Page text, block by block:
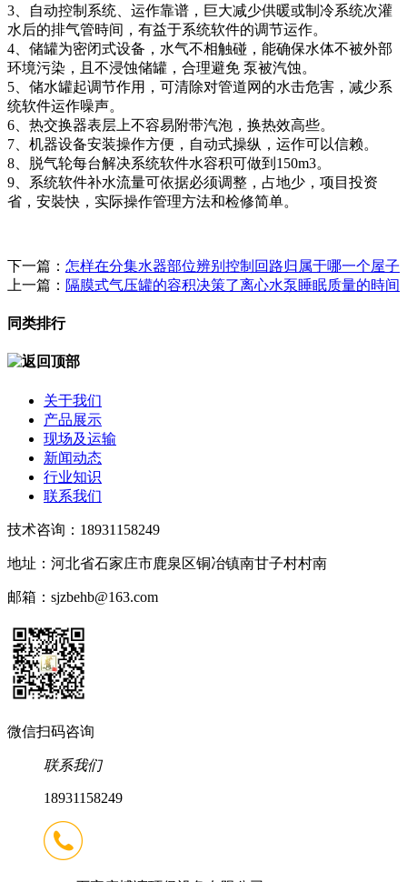
3、自动控制系统、运作靠谱，巨大减少供暖或制冷系统次灌
水后的排气管時间，有益于系统软件的调节运作。
4、储罐为密闭式设备，水气不相触碰，能确保水体不被外部
环境污染，且不浸蚀储罐，合理避免 泵被汽蚀。
5、储水罐起调节作用，可清除对管道网的水击危害，减少系
统软件运作噪声。
6、热交换器表层上不容易附带汽泡，换热效高些。
7、机器设备安装操作方便，自动式操纵，运作可以信赖。
8、脱气轮每台解决系统软件水容积可做到150m3。
9、系统软件补水流量可依据必须调整，占地少，项目投资
省，安裝快，实际操作管理方法和检修简单。
下一篇： 怎样在分集水器部位辨别控制回路归属于哪一个屋子
上一篇： 隔膜式气压罐的容积决策了离心水泵睡眠质量的時间
同类排行
关于我们
产品展示
现场及运输
新闻动态
行业知识
联系我们
技术咨询：18931158249
地址：河北省石家庄市鹿泉区铜冶镇南甘子村村南
邮箱：sjzbehb@163.com
微信扫码咨询
联系我们
18931158249